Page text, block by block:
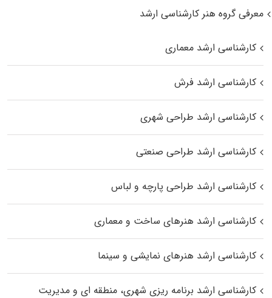
معرفی گروه هنر کارشناسی ارشد
کارشناسی ارشد معماری
کارشناسی ارشد فرش
کارشناسی ارشد طراحی شهری
کارشناسی ارشد طراحی صنعتی
کارشناسی ارشد طراحی پارچه و لباس
کارشناسی ارشد هنرهای ساخت و معماری
کارشناسی ارشد هنرهای نمایشی و سینما
کارشناسی ارشد برنامه ریزی شهری، منطقه‌ ای و مدیریت